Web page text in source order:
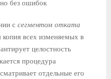
без ошибок
с сегментом отката
копия всех изменяемых в
целостность
процедура
отдельные его